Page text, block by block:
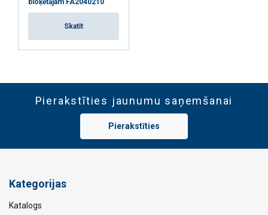
Skatīt
Pierakstīties jaunumu saņemšanai
Pierakstīties
Kategorijas
Katalogs